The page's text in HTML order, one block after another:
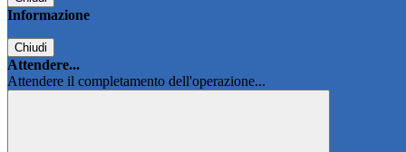
Informazione
Chiudi
Attendere...
Attendere il completamento dell'operazione...